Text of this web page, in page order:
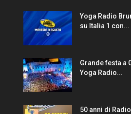
Yoga Radio
su Italia 1 con...
Grande festa a
Yoga Radio...
50 anni di